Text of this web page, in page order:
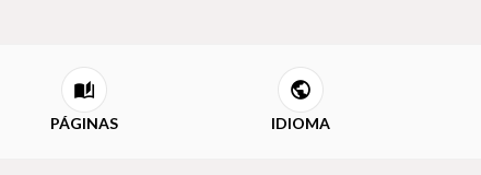
PÁGINAS IDIOMA